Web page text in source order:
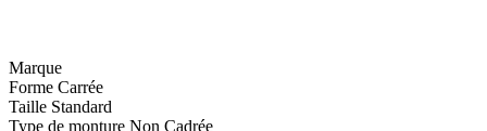
Marque
Forme Carrée
Taille Standard
Type de monture Non Cadrée